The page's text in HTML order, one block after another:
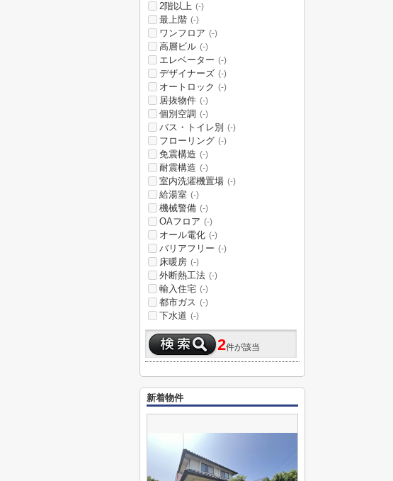
2階以上 (-)
最上階 (-)
ワンフロア (-)
高層ビル (-)
エレベーター (-)
デザイナーズ (-)
オートロック (-)
居抜物件 (-)
個別空調 (-)
バス・トイレ別 (-)
フローリング (-)
免震構造 (-)
耐震構造 (-)
室内洗濯機置場 (-)
給湯室 (-)
機械警備 (-)
OAフロア (-)
オール電化 (-)
バリアフリー (-)
床暖房 (-)
外断熱工法 (-)
輸入住宅 (-)
都市ガス (-)
下水道 (-)
2件が該当
新着物件